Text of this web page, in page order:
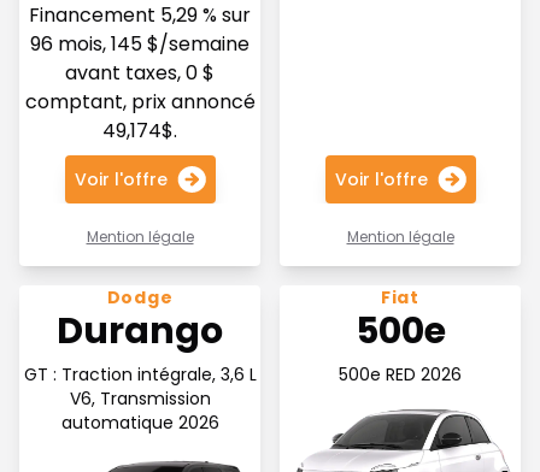
Financement 5,29 % sur
96 mois, 145 $/semaine
avant taxes, 0 $
comptant, prix annoncé
49,174$.
Voir l'offre
Mention légale
Voir l'offre
Mention légale
Voir l'offre 183$ par semaine
Dodge
Durango
GT : Traction intégrale, 3,6 L
V6, Transmission
automatique 2026
Voir l'offre 66$ par semaine
Fiat
500e
500e RED 2026